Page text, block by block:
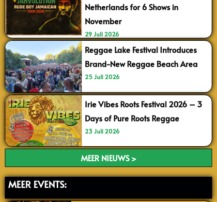
Netherlands for 6 Shows in
November
29 Juli 2026
Reggae Lake Festival Introduces
Brand-New Reggae Beach Area
25 Juli 2026
Irie Vibes Roots Festival 2026 – 3
Days of Pure Roots Reggae
23 Juli 2026
MEER NIEUWS >
MEER EVENTS: